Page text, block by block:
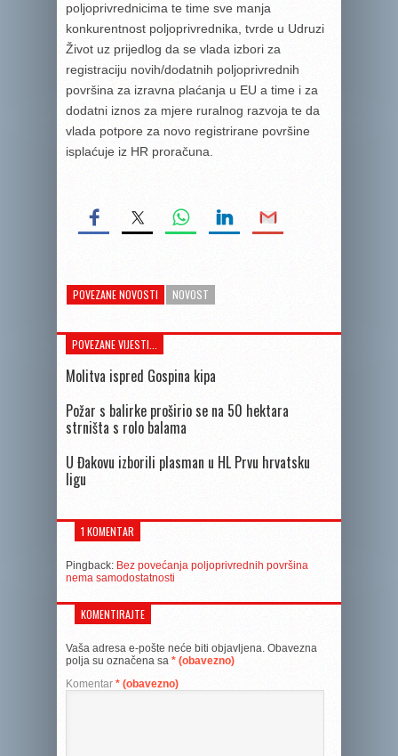
poljoprivrednicima te time sve manja
konkurentnost poljoprivrednika, tvrde u Udruzi
Život uz prijedlog da se vlada izbori za
registraciju novih/dodatnih poljoprivrednih
površina za izravna plaćanja u EU a time i za
dodatni iznos za mjere ruralnog razvoja te da
vlada potpore za novo registrirane površine
isplaćuje iz HR proračuna.
POVEZANE NOVOSTI NOVOST
POVEZANE VIJESTI...
Molitva ispred Gospina kipa
Požar s balirke proširio se na 50 hektara
strništa s rolo balama
U Đakovu izborili plasman u HL Prvu hrvatsku
ligu
1 KOMENTAR
Pingback: Bez povećanja poljoprivrednih površina
nema samodostatnosti
KOMENTIRAJTE
Vaša adresa e-pošte neće biti objavljena. Obavezna
polja su označena sa * (obavezno)
Komentar * (obavezno)